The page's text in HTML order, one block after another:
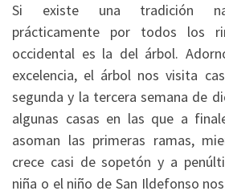
Si existe una tradición
prácticamente por todos los
occidental es la del árbol.
excelencia, el árbol nos visita
segunda y la tercera semana de
algunas casas en las que a
asoman las primeras ramas,
crece casi de sopetón y a
niña o el niño de San Ildefonso